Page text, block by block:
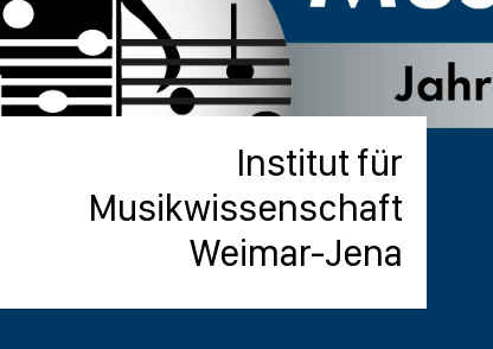
Institut für
Musikwissenschaft
Weimar-Jena